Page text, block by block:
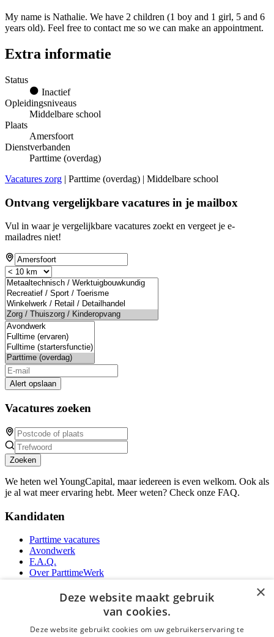
My name is Nathalie. We have 2 children (1 boy and 1 girl, 5 and 6
years old). Feel free to contact me so we can make an appointment.
Extra informatie
Status
Inactief
Opleidingsniveaus
Middelbare school
Plaats
Amersfoort
Dienstverbanden
Parttime (overdag)
Vacatures zorg | Parttime (overdag) | Middelbare school
Ontvang vergelijkbare vacatures in je mailbox
Vul in waar je vergelijkbare vacatures zoekt en vergeet je e-
mailadres niet!
Alert opslaan
Vacatures zoeken
Zoeken
We heten wel YoungCapital, maar iedereen is even welkom. Ook als
je al wat meer ervaring hebt. Meer weten? Check onze FAQ.
Kandidaten
Parttime vacatures
Avondwerk
F.A.Q.
Over ParttimeWerk
YoungCapital Android App
×
Deze website maakt gebruik
van cookies.
Deze website gebruikt cookies om uw gebruikerservaring te